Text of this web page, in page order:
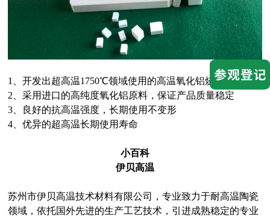
1、开发出超高温1750℃领域使用的高温氧化铝烧结板
2、采用进口的高纯度氧化铝原料，保证产品质量稳定
3、良好的抗高温强度，长期使用不变形
4、优异的超高温长期使用寿命
小百科
伊贝高温
苏州市伊贝高温技术材料有限公司，专业致力于耐高温陶瓷
领域，依托国外先进的生产工艺技术，引进成熟稳定的专业